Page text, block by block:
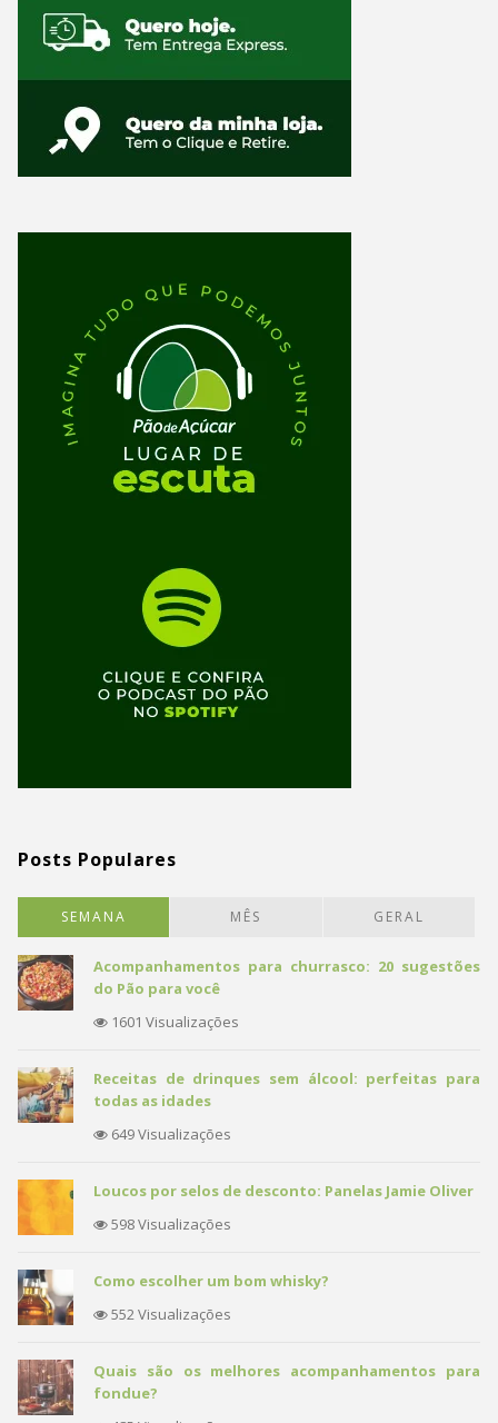
Posts Populares
SEMANA MÊS GERAL
Acompanhamentos para churrasco: 20 sugestões
do Pão para você
1601 Visualizações
Receitas de drinques sem álcool: perfeitas para
todas as idades
649 Visualizações
Loucos por selos de desconto: Panelas Jamie Oliver
598 Visualizações
Como escolher um bom whisky?
552 Visualizações
Quais são os melhores acompanhamentos para
fondue?